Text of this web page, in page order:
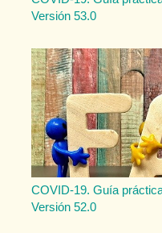
Versión 53.0
COVID-19. Guía
Versión 52.0